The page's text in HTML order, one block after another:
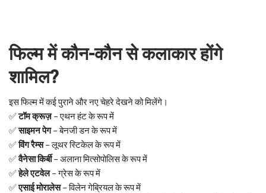
फिल्म में कौन-कौन से कलाकार होंगे
शामिल?
इस फिल्म में कई पुराने और नए चेहरे देखने को मिलेंगे।
✅टॉम क्रूज़– एथन हंट के रूप में
✅साइमन पेग– बेनजी डन के रूप में
✅विंग रैम्स– लूथर स्टिकेल के रूप में
✅वैनेसा किर्बी– अलाना मित्सोपोलिस के रूप में
✅हेले एटवेल– ग्रेस के रूप में
✅एसाई मोरालेस– विलेन गेब्रियल के रूप में